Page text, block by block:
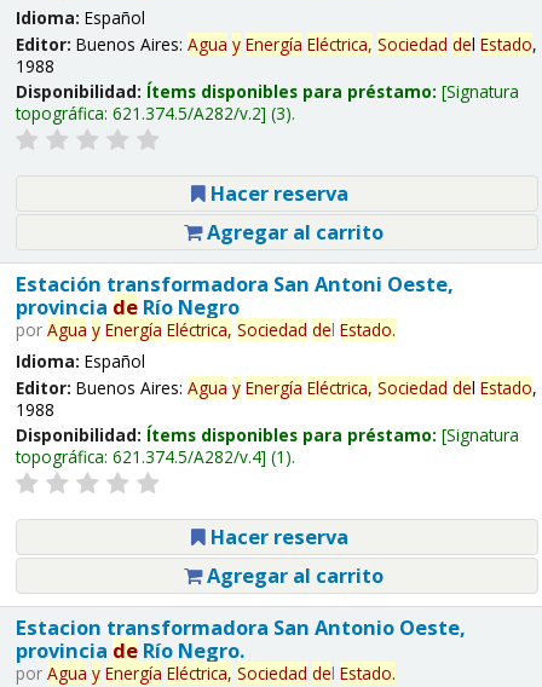
Idioma: Español
Editor: Buenos Aires: Agua y Energía Eléctrica, Sociedad del Estado,
1988
Disponibilidad: Ítems disponibles para préstamo: Signatura
topográfica: 621.374.5/A282/v.2 (3).
Hacer reserva
Agregar al carrito
Estación transformadora San Antoni Oeste,
provincia deRío Negro
por Agua y Energía Eléctrica, Sociedad del Estado.
Idioma: Español
Editor: Buenos Aires: Agua y Energía Eléctrica, Sociedad del Estado,
1988
Disponibilidad: Ítems disponibles para préstamo: Signatura
topográfica: 621.374.5/A282/v.4 (1).
Hacer reserva
Agregar al carrito
Estacion transformadora San Antonio Oeste,
provincia deRío Negro.
por Agua y Energía Eléctrica, Sociedad del Estado.